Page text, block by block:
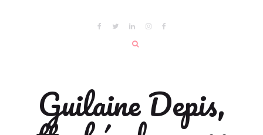
Guilaine Depis,